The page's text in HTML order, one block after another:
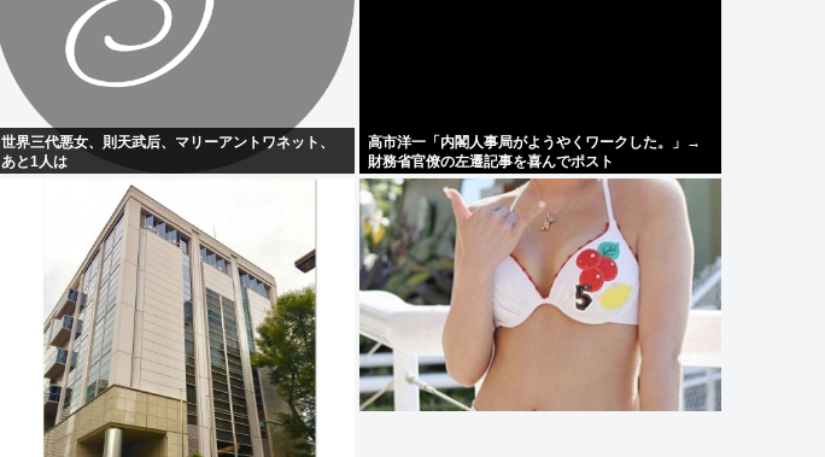
世界三代悪女、則天武后、マリーアントワネット、
あと1人は
高市洋一「内閣人事局がようやくワークした。」→
財務省官僚の左遷記事を喜んでポスト